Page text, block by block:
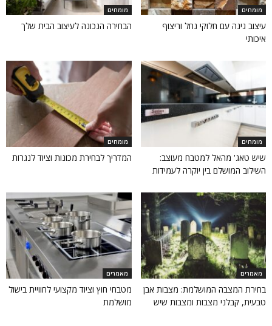
מומחים
עיצוב גינה עם חלוקי נחל וריצוף
איכותי
מומחים
הבחירה הנכונה לעיצוב הבית שלך
מומחים
שיש טאג' מהאל למטבח מעוצב:
השילוב המושלם בין יוקרה לעמידות
מומחים
המדריך לבחירת מכונות וציוד לנגרות
מאמרים
בחירת המצבה המושלמת: מצבות אבן
טבעית, קבלני מצבות ומצבות שיש
מאמרים
מטבחי חוץ וציוד מקצועי לחוויית בישול
מושלמת